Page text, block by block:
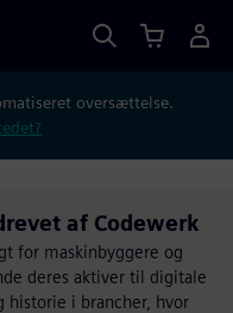
oversættelse.
af Codewerk
for maskinbyggere og
deres aktiver til digitale
i brancher, hvor